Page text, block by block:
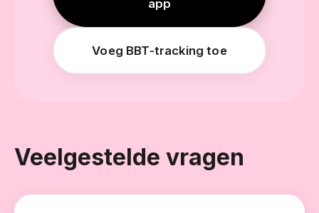
app
Voeg BBT-tracking toe
Veelgestelde vragen